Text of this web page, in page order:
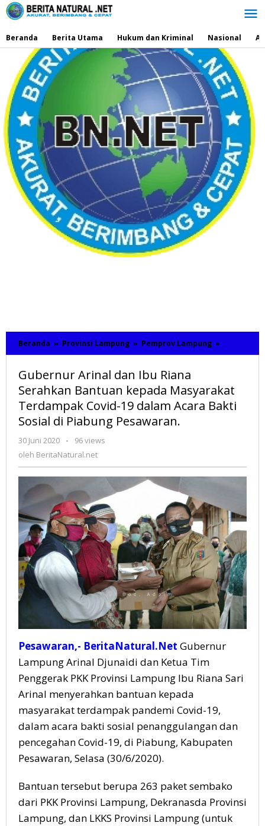
Lewati
ke
Beranda
Berita Utama Hukum dan Kriminal Nasional
Beranda » Provinsi Lampung » Pemprov Lampung »
Arinal
Riana
Serahkan
Bantuan
di
Piabung
Gubernur Arinal dan Ibu Riana
Serahkan Bantuan kepada Masyarakat
Terdampak Covid-19 dalam Acara Bakti
Sosial di Piabung Pesawaran.
30 Juni 2020
oleh
BeritaNatural.net
-
96 views
oleh BeritaNatural.net
Pesawaran,- BeritaNatural.Net Gubernur
Lampung Arinal Djunaidi dan Ketua Tim
Penggerak PKK Provinsi Lampung Ibu Riana Sari
Arinal menyerahkan bantuan kepada
masyarakat terdampak pandemi Covid-19,
dalam acara bakti sosial penanggulangan dan
pencegahan Covid-19, di Piabung, Kabupaten
Pesawaran, Selasa (30/6/2020).
Bantuan tersebut berupa 263 paket sembako
dari PKK Provinsi Lampung, Dekranasda Provinsi
Lampung, dan LKKS Provinsi Lampung (untuk